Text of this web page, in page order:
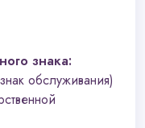
знака:
обслуживания)